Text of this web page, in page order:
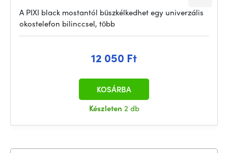
A PIXI black mostantól büszkélkedhet egy univerzális
okostelefon bilinccsel, több
12 050 Ft
Készleten 2 db
KOSÁRBA